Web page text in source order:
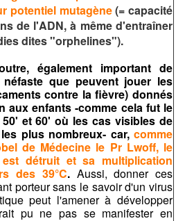
potentiel mutagène(= capacité
de l'ADN, à même d'entraîner
dites "orphelines").
également important de
que peuvent jouer les
contre la fièvre) donnés
aux enfants -comme cela fut le
et 60' où les cas visibles de
plus nombreux- car, comme
de Médecine le Pr Lwoff, le
détruit et sa multiplication
des 39°C. Aussi, donner ces
porteur sans le savoir d'un virus
peut l'amener à développer
pu ne pas se manifester en